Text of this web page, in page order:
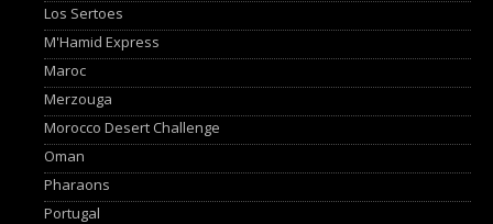
Los Sertoes
M'Hamid Express
Maroc
Merzouga
Morocco Desert Challenge
Oman
Pharaons
Portugal